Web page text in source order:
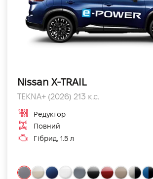
Nissan X-TRAIL
TEKNA+ (2026) 213 к.с.
Редуктор
Повний
Гібрид, 1.5 л